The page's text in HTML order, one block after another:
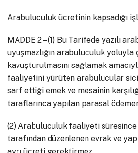
Arabuluculuk ücretinin kapsadığı
MADDE 2 – (1) Bu Tarifede yazılı
uyuşmazlığın arabuluculuk yoluyla
kavuşturulmasını sağlamak
faaliyetini yürüten arabulucular
sarf ettiği emek ve mesainin
taraflarınca yapılan parasal
(2) Arabuluculuk faaliyeti
tarafından düzenlenen evrak ve